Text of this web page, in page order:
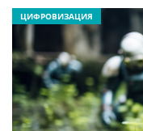
ЦИФРОВИЗАЦИЯ